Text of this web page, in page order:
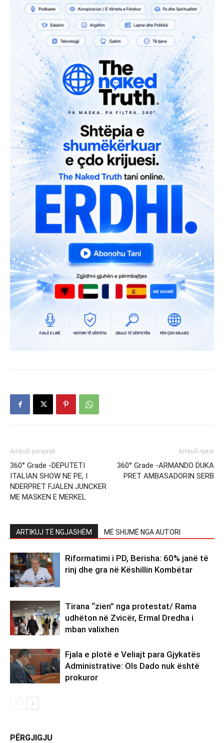
Artikulli paraprak
360° Grade -DEPUTETI
ITALIAN SHOW NE PE, I
NDERPRET FJALEN JUNCKER
ME MASKEN E MERKEL
Artikulli tjetër
360° Grade -ARMANDO DUKA
PRET AMBASADORIN SERB
ARTIKUJ TË NGJASHËM MË SHUMË NGA AUTORI
Riformatimi i PD, Berisha: 60% janë të
rinj dhe gra në Këshillin Kombëtar
Tirana “zien” nga protestat/ Rama
udhëton në Zvicër, Ermal Dredha i
mban valixhen
Fjala e plotë e Veliajt para Gjykatës
Administrative: Ols Dado nuk është
prokuror
PËRGJIGJU